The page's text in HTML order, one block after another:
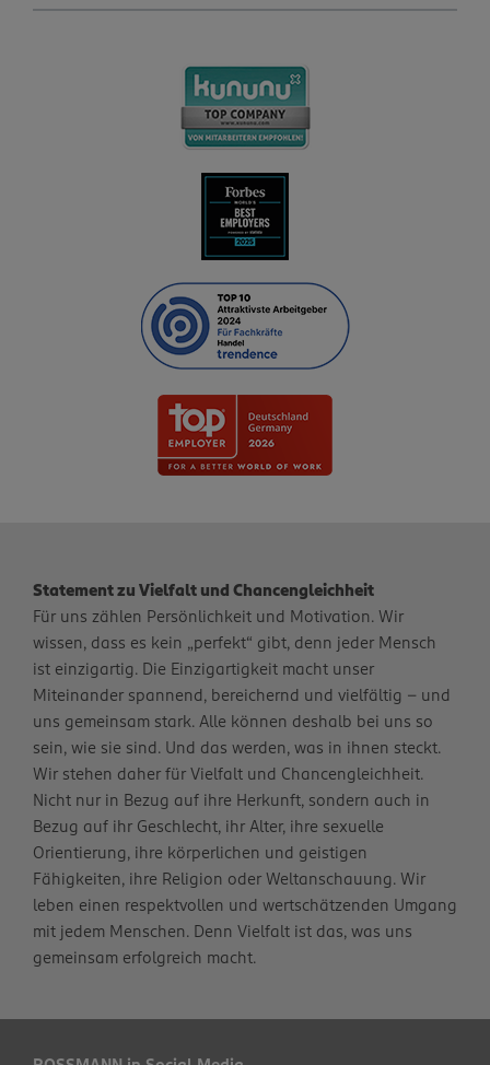
Statement zu Vielfalt und Chancengleichheit
Für uns zählen Persönlichkeit und Motivation. Wir
wissen, dass es kein „perfekt“ gibt, denn jeder Mensch
ist einzigartig. Die Einzigartigkeit macht unser
Miteinander spannend, bereichernd und vielfältig – und
uns gemeinsam stark. Alle können deshalb bei uns so
sein, wie sie sind. Und das werden, was in ihnen steckt.
Wir stehen daher für Vielfalt und Chancengleichheit.
Nicht nur in Bezug auf ihre Herkunft, sondern auch in
Bezug auf ihr Geschlecht, ihr Alter, ihre sexuelle
Orientierung, ihre körperlichen und geistigen
Fähigkeiten, ihre Religion oder Weltanschauung. Wir
leben einen respektvollen und wertschätzenden Umgang
mit jedem Menschen. Denn Vielfalt ist das, was uns
gemeinsam erfolgreich macht.